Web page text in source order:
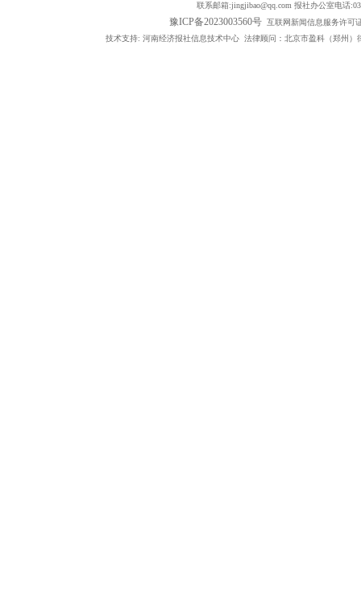
联系邮箱:jingjibao@qq.com 报社办公室电话
豫ICP备2023003560号互联网新闻信息服务许可
技术支持: 河南经济报社信息技术中心 法律顾问：北京市盈科（郑州